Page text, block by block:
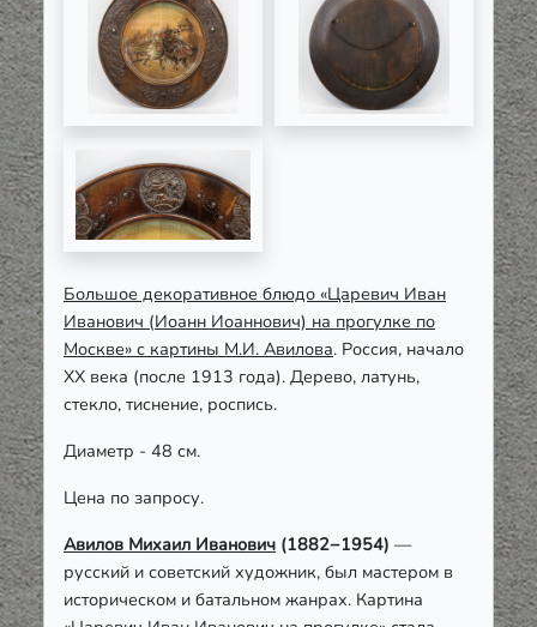
Большое декоративное блюдо «Царевич Иван
Иванович (Иоанн Иоаннович) на прогулке по
Москве» с картины М.И. Авилова. Россия, начало
ХХ века (после 1913 года). Дерево, латунь,
стекло, тиснение, роспись.
Диаметр - 48 см.
Цена по запросу.
Авилов Михаил Иванович (1882−1954) —
русский и советский художник, был мастером в
историческом и батальном жанрах. Картина